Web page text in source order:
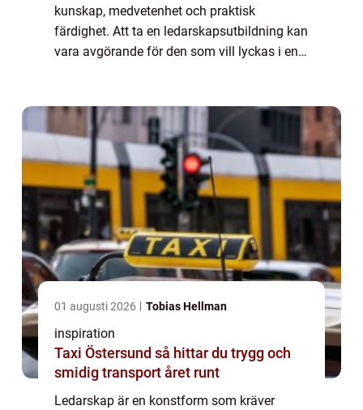
kunskap, medvetenhet och praktisk
färdighet. Att ta en ledarskapsutbildning kan
vara avgörande för den som vill lyckas i en
01 augusti 2026 Tobias Hellman
inspiration
Taxi Östersund så hittar du trygg och
smidig transport året runt
Ledarskap är en konstform som kräver